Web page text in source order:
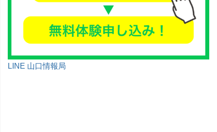
LINE 山口情報局